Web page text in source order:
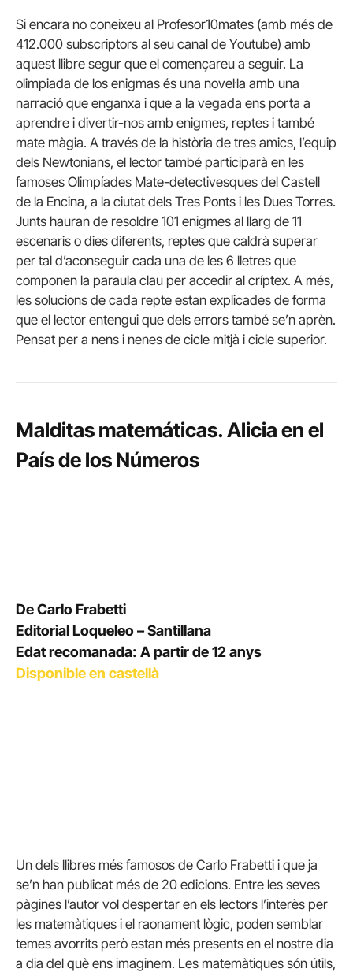
Si encara no coneixeu al Profesor10mates (amb més de
412.000 subscriptors al seu canal de Youtube) amb
aquest llibre segur que el començareu a seguir. La
olimpiada de los enigmas és una novel·la amb una
narració que enganxa i que a la vegada ens porta a
aprendre i divertir-nos amb enigmes, reptes i també
mate màgia. A través de la història de tres amics, l’equip
dels Newtonians, el lector també participarà en les
famoses Olimpíades Mate-detectivesques del Castell
de la Encina, a la ciutat dels Tres Ponts i les Dues Torres.
Junts hauran de resoldre 101 enigmes al llarg de 11
escenaris o dies diferents, reptes que caldrà superar
per tal d’aconseguir cada una de les 6 lletres que
componen la paraula clau per accedir al críptex. A més,
les solucions de cada repte estan explicades de forma
que el lector entengui que dels errors també se’n aprèn.
Pensat per a nens i nenes de cicle mitjà i cicle superior.
Malditas matemáticas. Alicia en el
País de los Números
De Carlo Frabetti
Editorial Loqueleo – Santillana
Edat recomanada: A partir de 12 anys
Disponible en castellà
Un dels llibres més famosos de Carlo Frabetti i que ja
se’n han publicat més de 20 edicions. Entre les seves
pàgines l’autor vol despertar en els lectors l’interès per
les matemàtiques i el raonament lògic, poden semblar
temes avorrits però estan més presents en el nostre dia
a dia del què ens imaginem. Les matemàtiques són útils,